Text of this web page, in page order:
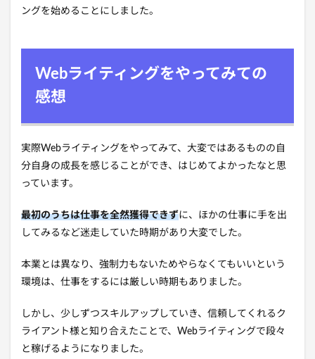
ングを始めることにしました。
Webライティングをやってみての
感想
実際Webライティングをやってみて、大変ではあるものの自
分自身の成長を感じることができ、はじめてよかったなと思
っています。
最初のうちは仕事を全然獲得できずに、ほかの仕事に手を出
してみるなど迷走していた時期があり大変でした。
本業とは異なり、強制力もないためやらなくてもいいという
環境は、仕事をするには厳しい時期もありました。
しかし、少しずつスキルアップしていき、信頼してくれるク
ライアント様と知り合えたことで、Webライティングで段々
と稼げるようになりました。